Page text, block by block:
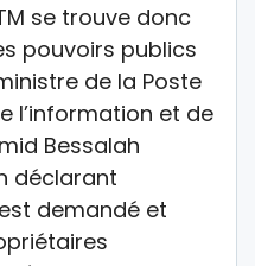
se trouve donc
pouvoirs publics
de la Poste
l’information et de
Bessalah
déclarant
demandé et